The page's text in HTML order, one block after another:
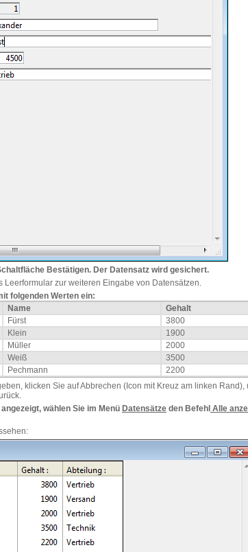
Bestätigen. Der Datensatz wird gesichert.
zur weiteren Eingabe von Datensätzen.
folgenden Werten ein:
Name Gehalt
Fürst 3800
Klein 1900
Müller 2000
Weiß 3500
Pechmann 2200
klicken Sie auf Abbrechen (Icon mit Kreuz am linken
wählen Sie im Menü Datensätze den Befehl Alle